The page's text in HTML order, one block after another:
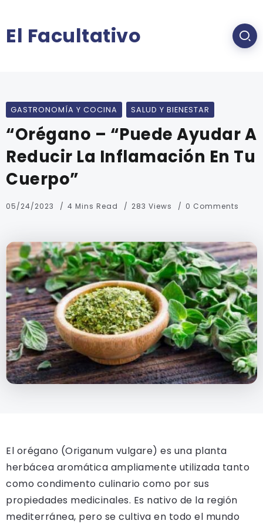
El Facultativo
GASTRONOMÍA Y COCINA SALUD Y BIENESTAR
“Orégano – “Puede Ayudar A
Reducir La Inflamación En Tu
Cuerpo”
05/24/2023 4 Mins Read 283 Views 0 Comments
El orégano (Origanum vulgare) es una planta
herbácea aromática ampliamente utilizada tanto
como condimento culinario como por sus
propiedades medicinales. Es nativo de la región
mediterránea, pero se cultiva en todo el mundo